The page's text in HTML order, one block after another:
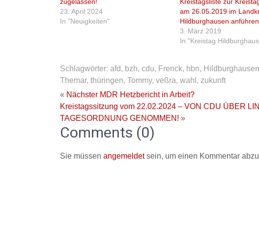
23. April 2024
In "Neuigkeiten"
am 26.05.2019 im
Hildburghausen anführen.
3. März 2019
In "Kreistag
Schlagwörter: afd, bzh, cdu, Frenck, hbn, Hildburghausen
Themar, thüringen, Tommy, veßra, wahl , zukunft
« Nächster MDR Hetzbericht in Arbeit?
Kreistagssitzung vom 22.02.2024 – VON CDU ÜBER
TAGESORDNUNG GENOMMEN! »
Comments (0)
Sie müssen angemeldetsein, um einen Kommentar